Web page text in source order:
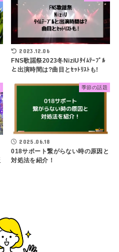
2023.12.06
FNS歌謡祭2023冬NiziUﾀｲﾑﾃｰﾌﾞﾙ
と出演時間は?曲目とｾｯﾄﾘｽﾄも!
季節の話題
2025.06.18
018サポート繋がらない時の原因と
対処法を紹介！